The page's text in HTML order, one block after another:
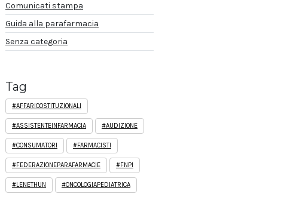
Comunicati stampa
Guida alla parafarmacia
Senza categoria
Tag
#AFFARICOSTITUZIONALI
#ASSISTENTEINFARMACIA #AUDIZIONE
#CONSUMATORI #FARMACISTI
#FEDERAZIONEPARAFARMACIE #FNPI
#LENETHUN #ONCOLOGIAPEDIATRICA